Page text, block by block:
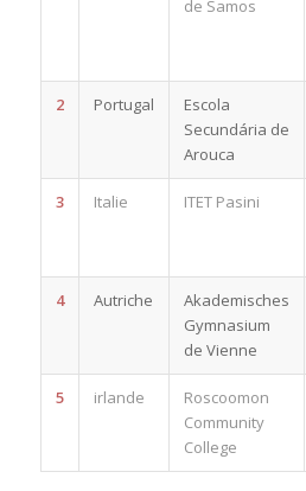
de Samos
2 Portugal
Escola
Secundária de
Arouca
3 Italie ITET Pasini
4 Autriche
Akademisches
Gymnasium
de Vienne
5 irlande
Roscoomon
Community
College